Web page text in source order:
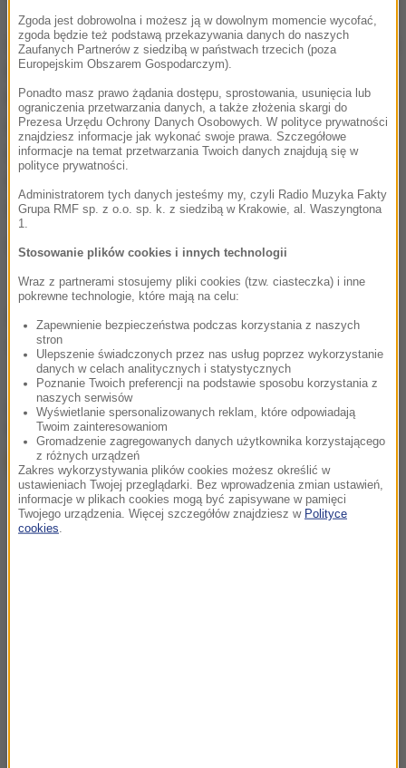
Ogrody pamięci zaczęły powstawać około dziesięciu
lat temu. Jest ich kilka, m.in. na Cmentarzu
Komunalnym Południowym w podwarszawskim
Antoninowie. Pochówki praktykowano w takich
miejscach przez kilkanaście miesięcy, zanim media
artykule.
Źródło: PAP
Tagi:cmentarz
chcesz widzieć więcej artykułów od RMF24?dodaj w
Google
Zgoda jest dobrowolna i możesz ją w dowolnym momencie wycofać,
zgoda będzie też podstawą przekazywania danych do naszych
Zaufanych Partnerów z siedzibą w państwach trzecich (poza
Europejskim Obszarem Gospodarczym).
Ponadto masz prawo żądania dostępu, sprostowania, usunięcia lub
ograniczenia przetwarzania danych, a także złożenia skargi do
Prezesa Urzędu Ochrony Danych Osobowych. W polityce prywatności
znajdziesz informacje jak wykonać swoje prawa. Szczegółowe
informacje na temat przetwarzania Twoich danych znajdują się w
polityce prywatności.
Administratorem tych danych jesteśmy my, czyli Radio Muzyka Fakty
Grupa RMF sp. z o.o. sp. k. z siedzibą w Krakowie, al. Waszyngtona
1.
Stosowanie plików cookies i innych technologii
Wraz z partnerami stosujemy pliki cookies (tzw. ciasteczka) i inne
pokrewne technologie, które mają na celu:
Zapewnienie bezpieczeństwa podczas korzystania z naszych
stron
Ulepszenie świadczonych przez nas usług poprzez wykorzystanie
danych w celach analitycznych i statystycznych
Poznanie Twoich preferencji na podstawie sposobu korzystania z
naszych serwisów
Wyświetlanie spersonalizowanych reklam, które odpowiadają
Twoim zainteresowaniom
Gromadzenie zagregowanych danych użytkownika korzystającego
z różnych urządzeń
Zakres wykorzystywania plików cookies możesz określić w
ustawieniach Twojej przeglądarki. Bez wprowadzenia zmian ustawień,
informacje w plikach cookies mogą być zapisywane w pamięci
Twojego urządzenia. Więcej szczegółów znajdziesz w Polityce
cookies